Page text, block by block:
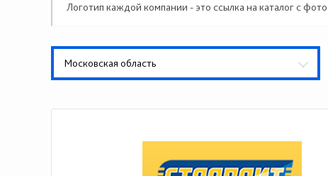
Логотип каждой компании - это ссылка на каталог с
Московская область